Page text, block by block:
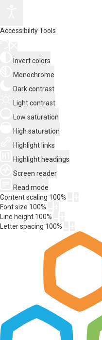
Accessibility Tools
Invert colors
Monochrome
Dark contrast
Light contrast
Low saturation
High saturation
Highlight links
Highlight headings
Screen reader
Read mode
Content scaling 100%
Font size 100%
Line height 100%
Letter spacing 100%